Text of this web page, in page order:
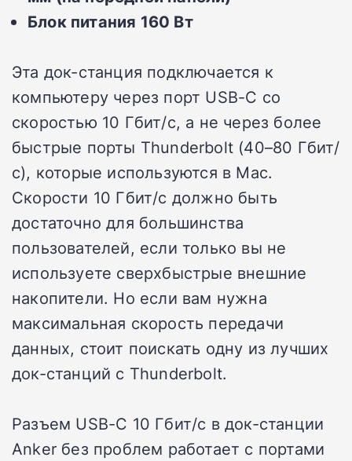
Блок питания 160 Вт
Эта док-станция подключается к
компьютеру через порт USB-C со
скоростью 10 Гбит/с, а не через более
быстрые порты Thunderbolt (40–80 Гбит/
с), которые используются в Mac.
Скорости 10 Гбит/с должно быть
достаточно для большинства
пользователей, если только вы не
используете сверхбыстрые внешние
накопители. Но если вам нужна
максимальная скорость передачи
данных, стоит поискать одну из лучших
док-станций с Thunderbolt.
Разъем USB-C 10 Гбит/с в док-станции
Anker без проблем работает с портами